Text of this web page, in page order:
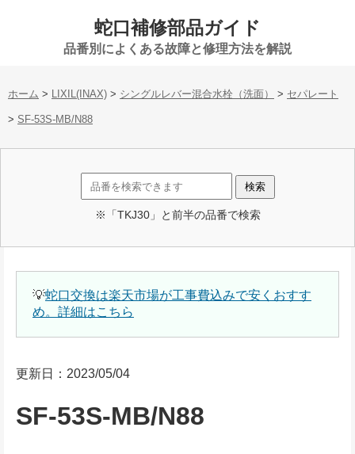
蛇口補修部品ガイド
品番別によくある故障と修理方法を解説
ホーム > LIXIL(INAX) > シングルレバー混合水栓（洗面） > セパレート
> SF-53S-MB/N88
※「TKJ30」と前半の品番で検索
💡蛇口交換は楽天市場が工事費込みで安くおすす
め。詳細はこちら
更新日：2023/05/04
SF-53S-MB/N88